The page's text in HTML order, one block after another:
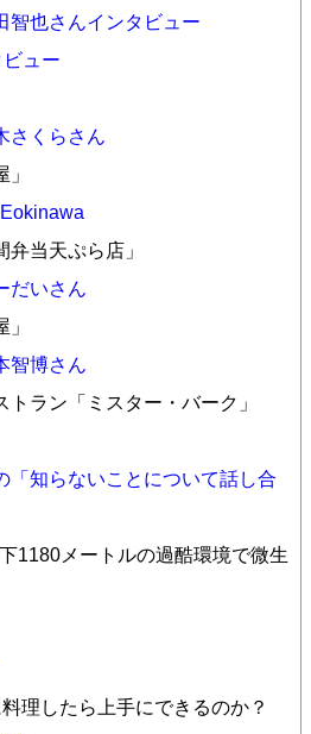
智也さんインタビュー
ュー
さくらさん
当天ぷら店」
だいさん
智博さん
ラン「ミスター・バーク」
「知らないことについて話し合
1180メートルの過酷環境で微生
理したら上手にできるのか？